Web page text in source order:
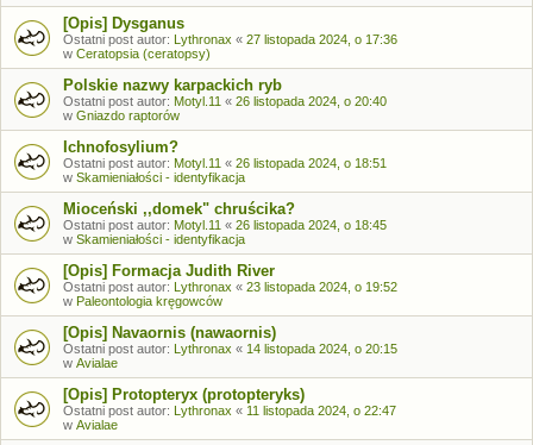
[Opis] Dysganus
Ostatni post autor: Lythronax « 27 listopada 2024, o 17:36
w Ceratopsia (ceratopsy)
Polskie nazwy karpackich ryb
Ostatni post autor: Motyl.11 « 26 listopada 2024, o 20:40
w Gniazdo raptorów
Ichnofosylium?
Ostatni post autor: Motyl.11 « 26 listopada 2024, o 18:51
w Skamieniałości - identyfikacja
Mioceński ,,domek" chruścika?
Ostatni post autor: Motyl.11 « 26 listopada 2024, o 18:45
w Skamieniałości - identyfikacja
[Opis] Formacja Judith River
Ostatni post autor: Lythronax « 23 listopada 2024, o 19:52
w Paleontologia kręgowców
[Opis] Navaornis (nawaornis)
Ostatni post autor: Lythronax « 14 listopada 2024, o 20:15
w Avialae
[Opis] Protopteryx (protopteryks)
Ostatni post autor: Lythronax « 11 listopada 2024, o 22:47
w Avialae